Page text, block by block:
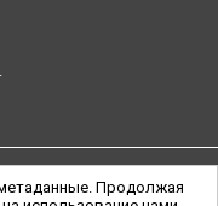
Продолжая